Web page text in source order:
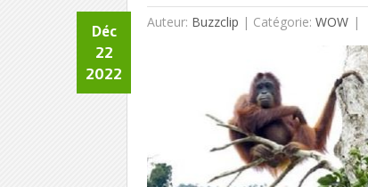
Auteur: Buzzclip |
Déc
22
2022
Catégorie: WOW